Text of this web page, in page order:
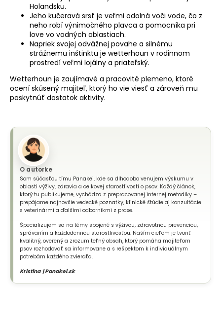
Holandsku.
Jeho kučeravá srsť je veľmi odolná voči vode, čo z
neho robí výnimočného plavca a pomocníka pri
love vo vodných oblastiach.
Napriek svojej odvážnej povahe a silnému
strážnemu inštinktu je wetterhoun v rodinnom
prostredí veľmi lojálny a priateľský.
Wetterhoun je zaujímavé a pracovité plemeno, ktoré
ocení skúsený majiteľ, ktorý ho vie viesť a zároveň mu
poskytnúť dostatok aktivity.
O autorke
Som súčasťou tímu Panakei, kde sa dlhodobo venujem výskumu v
oblasti výživy, zdravia a celkovej starostlivosti o psov. Každý článok,
ktorý tu publikujeme, vychádza z prepracovanej internej metodiky –
prepájame najnovšie vedecké poznatky, klinické štúdie aj konzultácie
s veterinármi a ďalšími odborníkmi z praxe.
Špecializujem sa na témy spojené s výživou, zdravotnou prevenciou,
správaním a každodennou starostlivosťou. Naším cieľom je tvoriť
kvalitný, overený a zrozumiteľný obsah, ktorý pomáha majiteľom
psov rozhodovať sa informovane a s rešpektom k individuálnym
potrebám každého zvieraťa.
Kristína | Panakei.sk